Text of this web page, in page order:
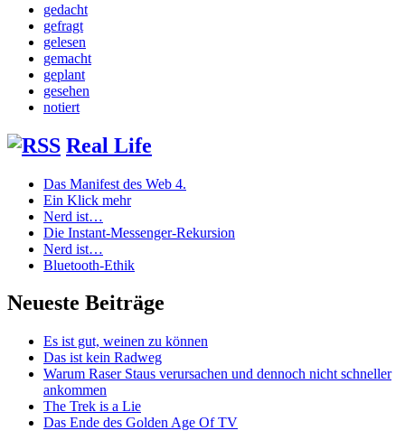
gedacht
gefragt
gelesen
gemacht
geplant
gesehen
notiert
Real Life
Das Manifest des Web 4.
Ein Klick mehr
Nerd ist…
Die Instant-Messenger-Rekursion
Nerd ist…
Bluetooth-Ethik
Neueste Beiträge
Es ist gut, weinen zu können
Das ist kein Radweg
Warum Raser Staus verursachen und dennoch nicht schneller
ankommen
The Trek is a Lie
Das Ende des Golden Age Of TV